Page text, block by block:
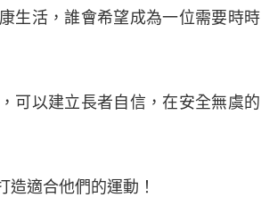
生活，誰會希望成為一位需要時時
可以建立長者自信，在安全無虞的
造適合他們的運動！